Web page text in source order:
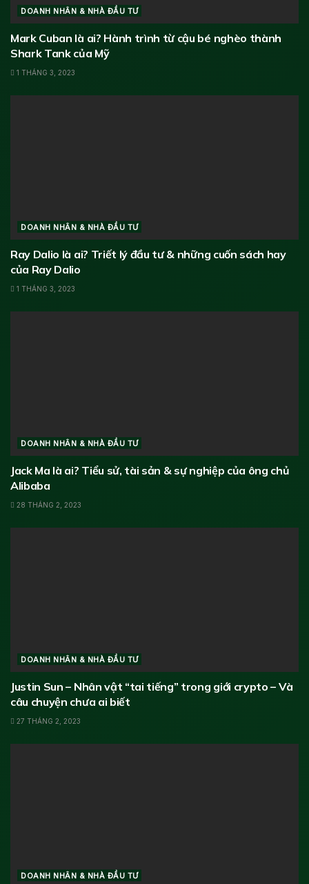
DOANH NHÂN & NHÀ ĐẦU TƯ
Mark Cuban là ai? Hành trình từ cậu bé nghèo thành
Shark Tank của Mỹ
1 THÁNG 3, 2023
DOANH NHÂN & NHÀ ĐẦU TƯ
Ray Dalio là ai? Triết lý đầu tư & những cuốn sách hay
của Ray Dalio
1 THÁNG 3, 2023
DOANH NHÂN & NHÀ ĐẦU TƯ
Jack Ma là ai? Tiểu sử, tài sản & sự nghiệp của ông chủ
Alibaba
28 THÁNG 2, 2023
DOANH NHÂN & NHÀ ĐẦU TƯ
Justin Sun – Nhân vật “tai tiếng” trong giới crypto – Và
câu chuyện chưa ai biết
27 THÁNG 2, 2023
DOANH NHÂN & NHÀ ĐẦU TƯ